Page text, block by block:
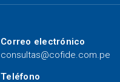
Correo electrónico
consultas@cofide.com.pe
Teléfono